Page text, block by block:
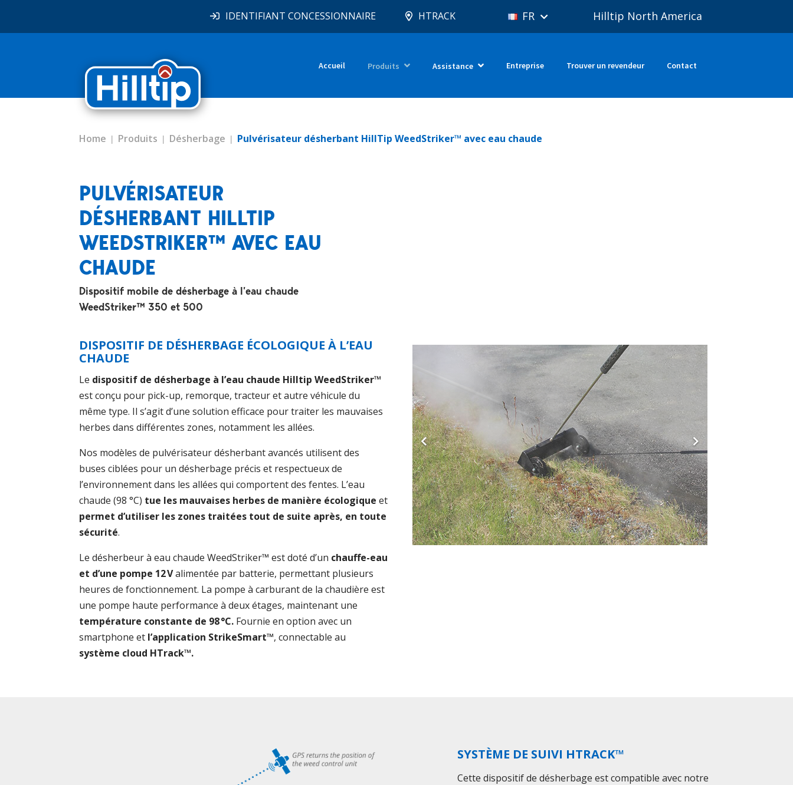
IDENTIFIANT CONCESSIONNAIRE HTRACK Hilltip North America
FR
Accueil Produits Assistance Entreprise Trouver un revendeur Contact
Home Produits Désherbage Pulvérisateur désherbant HillTip WeedStriker™ avec eau chaude
PULVÉRISATEUR
DÉSHERBANT HILLTIP
WEEDSTRIKER™ AVEC EAU
CHAUDE
Dispositif mobile de désherbage à l’eau chaude
WeedStriker™ 350 et 500
DISPOSITIF DE DÉSHERBAGE ÉCOLOGIQUE À L’EAU
CHAUDE
Le dispositif de désherbage à l’eau chaude Hilltip WeedStriker™
est conçu pour pick-up, remorque, tracteur et autre véhicule du
même type. Il s’agit d’une solution efficace pour traiter les mauvaises
herbes dans différentes zones, notamment les allées.
Nos modèles de pulvérisateur désherbant avancés utilisent des
buses ciblées pour un désherbage précis et respectueux de
l’environnement dans les allées qui comportent des fentes. L’eau
chaude (98 °C) tue les mauvaises herbes de manière écologique et
permet d’utiliser les zones traitées tout de suite après, en toute
sécurité.
Le désherbeur à eau chaude WeedStriker™ est doté d’un chauffe-eau
et d’une pompe 12 Valimentée par batterie, permettant plusieurs
heures de fonctionnement. La pompe à carburant de la chaudière est
une pompe haute performance à deux étages, maintenant une
température constante de 98 °C. Fournie en option avec un
smartphone et l’application StrikeSmart™, connectable au
système cloud HTrack™.
SYSTÈME DE SUIVI HTRACK™
Cette dispositif de désherbage est compatible avec notre